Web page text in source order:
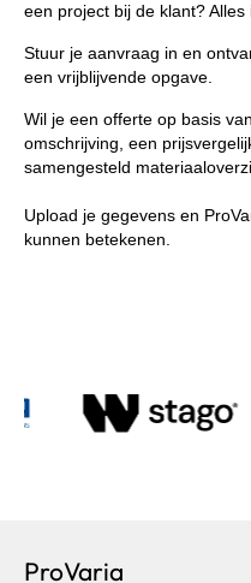
een project bij de klant? Alles
Stuur je aanvraag in en
een vrijblijvende opgave.
Wil je een offerte op basis
omschrijving, een
samengesteld
Upload je gegevens en
kunnen betekenen.
ProVaria